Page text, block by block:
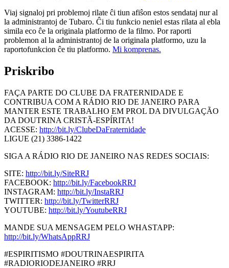
Viaj signaloj pri problemoj rilate ĉi tiun afiŝon estos sendataj nur al
la administrantoj de Tubaro. Ĉi tiu funkcio neniel estas rilata al ebla
simila eco ĉe la originala platformo de la filmo. Por raporti
problemon al la administrantoj de la originala platformo, uzu la
raportofunkcion ĉe tiu platformo. Mi komprenas.
Priskribo
FAÇA PARTE DO CLUBE DA FRATERNIDADE E
CONTRIBUA COM A RÁDIO RIO DE JANEIRO PARA
MANTER ESTE TRABALHO EM PROL DA DIVULGAÇÃO
DA DOUTRINA CRISTÃ-ESPÍRITA!
ACESSE: http://bit.ly/ClubeDaFraternidade
LIGUE (21) 3386-1422
SIGA A RÁDIO RIO DE JANEIRO NAS REDES SOCIAIS:
SITE: http://bit.ly/SiteRRJ
FACEBOOK: http://bit.ly/FacebookRRJ
INSTAGRAM: http://bit.ly/InstaRRJ
TWITTER: http://bit.ly/TwitterRRJ
YOUTUBE: http://bit.ly/YoutubeRRJ
MANDE SUA MENSAGEM PELO WHASTAPP:
http://bit.ly/WhatsAppRRJ
#ESPIRITISMO #DOUTRINAESPIRITA
#RADIORIODEJANEIRO #RRJ